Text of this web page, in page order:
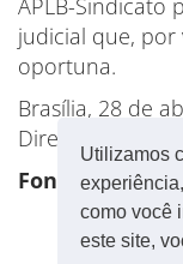
Utilizamos
como você
este site,
judicial que, por
oportuna.
Brasília, 28 de
Direção
Fonte: CNTE